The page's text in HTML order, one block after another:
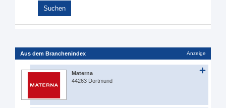
Aus dem Branchenindex Anzeige
Materna
44263 Dortmund